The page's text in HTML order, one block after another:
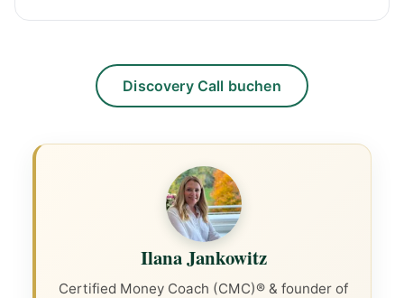
Discovery Call buchen
Ilana Jankowitz
Certified Money Coach (CMC)® & founder of